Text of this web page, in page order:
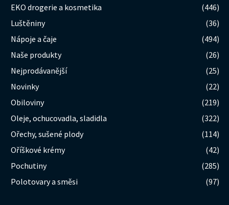
EKO drogerie a kosmetika
(446)
Luštěniny
(36)
Nápoje a čaje
(494)
Naše produkty
(26)
Nejprodávanější
(25)
Novinky
(22)
Obiloviny
(219)
Oleje, ochucovadla, sladidla
(322)
Ořechy, sušené plody
(114)
Oříškové krémy
(42)
Pochutiny
(285)
Polotovary a směsi
(97)